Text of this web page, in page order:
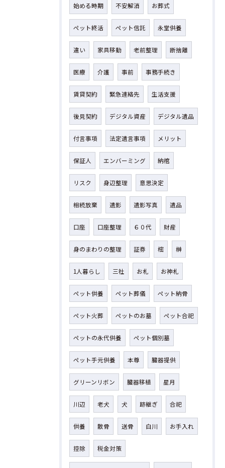
始める時期 不安解消 お葬式
ペット終活 ペット信託 永堂供養
違い 家具移動 老前整理 断捨離
医療 介護 事前 事務手続き
賃貸契約 緊急連絡先 生活支援
後見契約 デジタル資産 デジタル遺品
付言事項 法定遺言事項 メリット
保証人 エンバーミング 納棺
リスク 身辺整理 意思決定
相続放棄 遺影 遺影写真 遺品
口座 口座整理 ６０代 財産
身のまわりの整理 証券 樒 榊
1人暮らし 三社 お札 お神札
ペット供養 ペット葬儀 ペット納骨
ペット火葬 ペットのお墓 ペット合祀
ペットの永代供養 ペット個別墓
ペット手元供養 本尊 臓器提供
グリーンリボン 臓器移植 星月
川辺 老犬 犬 跡継ぎ 合祀
供養 散骨 送骨 白川 お手入れ
控除 税金対策